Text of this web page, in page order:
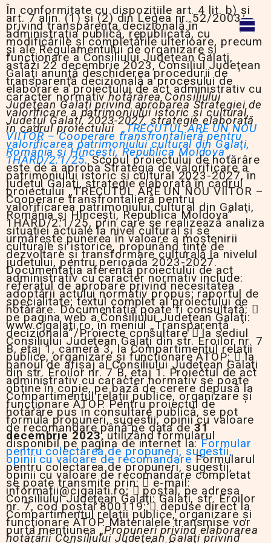
În conformitate cu dispoziţiile art. 4 lit. b) şi
art. 7 alin. (1) şi (2) din Legea nr. 52/2003
privind transparenţa decizională în
administraţia publică, republicată, cu
modificările şi completările ulterioare, precum
şi ale Regulamentului de organizare şi
funcţionare a Consiliului Judeţean Galaţi,
astăzi 22 decembrie 2023, Consiliul Judeţean
Galaţi anunţă deschiderea procedurii de
transparenţă decizională a procesului de
elaborare a proiectului de act administrativ cu
caracter normativhotărârea Consiliului
Judeţean Galaţi privind aprobarea Strategiei de
valorificare a patrimoniului istoric și cultural,
Județul Galați, 2023-2027, strategie elaborată
în cadrul proiectului„TRECUTUL ARE UN NOU
VIITOR – Cooperare transfrontalieră pentru
valorificarea patrimoniului cultural din Galaţi,
România şi Hînceşti, Republica Moldova”,
1HARD/2.1/25.Scopul proiectului de hotărâre
este de a aproba Strategia de valorificare a
patrimoniului istoric și cultural 2023-2027, în
județul Galați, strategie elaborată în cadrul
proiectului „TRECUTUL ARE UN NOU VIITOR –
Cooperare transfrontalieră pentru
valorificarea patrimoniului cultural din Galaţi,
România şi Hînceşti, Republica Moldova”
1HARD/2.1/25, prin care se realizează analiza
situației actuale la nivel cultural şi se
urmăreşte punerea în valoare a moștenirii
culturale și istorice, propunând ținte de
dezvoltare și transformare culturală la nivelul
județului, pentru perioada 2023-2027.
Documentaţia aferentă proiectului de act
administrativ cu caracter normativ include:
referatul de aprobare privind necesitatea
adoptării actului normativ propus; raportul de
specialitate; textul complet al proiectului de
hotărâre. Documentaţia poate fi consultată: 
pe pagina web a Consiliului Judeţean Galaţi:
www.cjgalati.ro, în meniul „Transparenţă
decizională”/Proiecte consultare  la sediul
Consiliului Judeţean Galaţi din str. Eroilor nr. 7
B, etaj 1, camera 3, la Compartimentul relaţii
publice, organizare şi funcţionare ATOP;  la
panoul de afişaj al Consiliului Judeţean Galaţi
din str. Eroilor nr. 7 B, etaj 1. Proiectul de act
administrativ cu caracter normativ se poate
obţine în copie, pe bază de cerere depusă la
Compartimentul relaţii publice, organizare şi
funcţionare ATOP. Pentru proiectul de
hotărâre pus în consultare publică, se pot
formula propuneri, sugestii, opinii cu valoare
de recomandare până pe data de31
decembrie 2023, utilizând formularul
disponibil pe pagina de internet la:Formular
pentru colectarea de propuneri, sugestii,
opinii cu valoare de recomandareFormularul
pentru colectarea de propuneri, sugestii,
opinii cu valoare de recomandare completat
se poate transmite prin:  e-mail:
informatii@cjgalati.ro;  poştal, pe adresa
Consiliului Judeţean Galaţi: Galaţi, str. Eroilor
nr. 7, cod poştal 800119;  depuse direct la
Compartimentul relaţii publice, organizare şi
funcţionare ATOP. Materialele transmise vor
purta menţiunea „Propuneri privind elaborarea
hotărârii Consiliului Judeţean Galaţi privind